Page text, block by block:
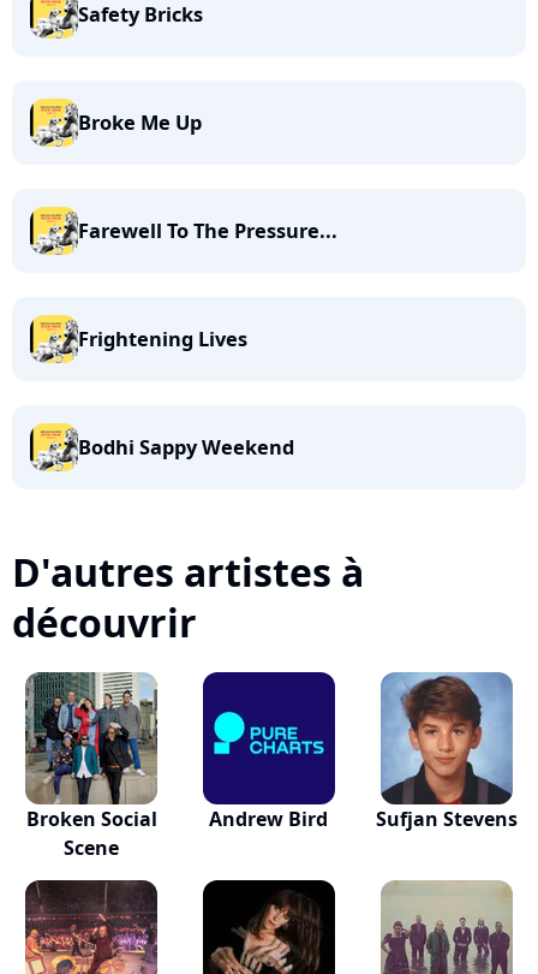
Safety Bricks
Broke Me Up
Farewell To The Pressure...
Frightening Lives
Bodhi Sappy Weekend
D'autres artistes à
découvrir
Broken Social
Scene
Andrew Bird Sufjan Stevens